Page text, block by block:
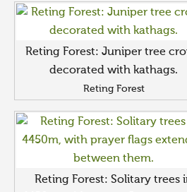
Reting Forest: Juniper tree
decorated with kathags.
Reting Forest
Reting Forest: Solitary trees